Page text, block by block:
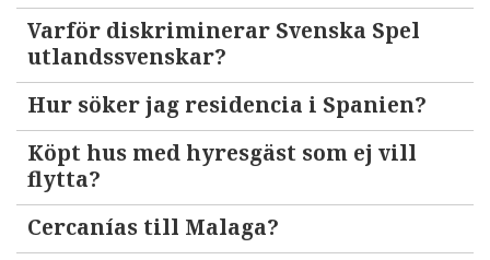
Varför diskriminerar Svenska Spel
utlandssvenskar?
Hur söker jag residencia i Spanien?
Köpt hus med hyresgäst som ej vill
flytta?
Cercanías till Malaga?